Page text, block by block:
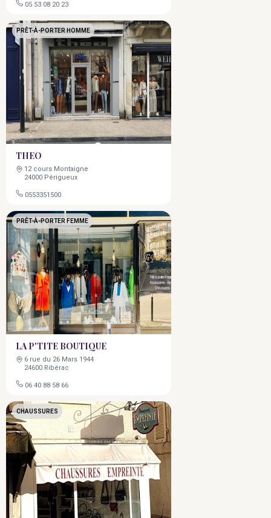
05 53 08 20 23
THEO
12 cours Montaigne
24000 Périgueux
0553351500
PRÊT-À-PORTER HOMME
LA P'TITE BOUTIQUE
6 rue du 26 Mars 1944
24600 Ribérac
06 40 88 58 66
PRÊT-À-PORTER FEMME
CHAUSSURES